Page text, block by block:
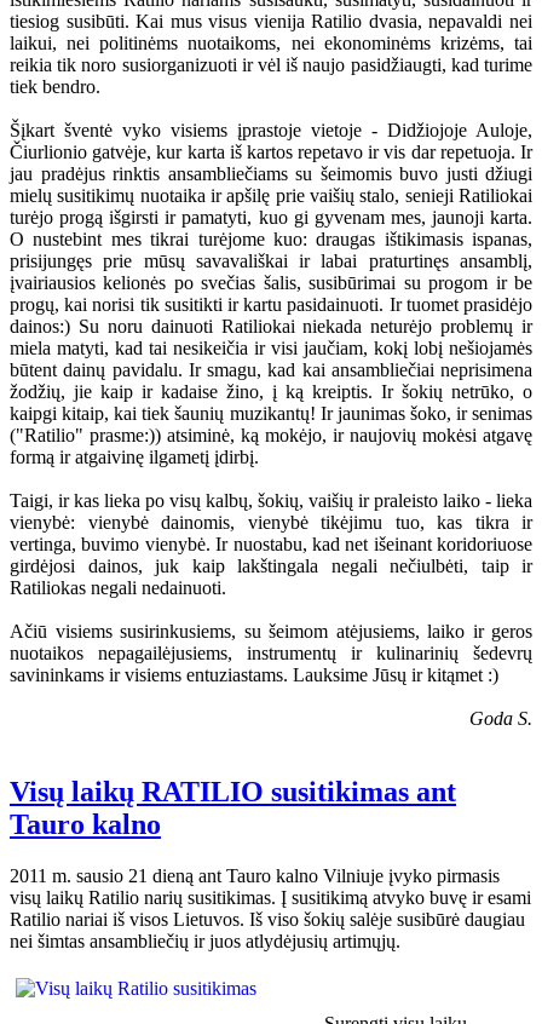
tiesiog susibūti. Kai mus visus vienija Ratilio dvasia, nepavaldi nei
laikui, nei politinėms nuotaikoms, nei ekonominėms krizėms, tai
reikia tik noro susiorganizuoti ir vėl iš naujo pasidžiaugti, kad turime
tiek bendro.
Šįkart šventė vyko visiems įprastoje vietoje - Didžiojoje Auloje,
Čiurlionio gatvėje, kur karta iš kartos repetavo ir vis dar repetuoja. Ir
jau pradėjus rinktis ansambliečiams su šeimomis buvo justi džiugi
mielų susitikimų nuotaika ir apšilę prie vaišių stalo, senieji Ratiliokai
turėjo progą išgirsti ir pamatyti, kuo gi gyvenam mes, jaunoji karta.
O nustebint mes tikrai turėjome kuo: draugas ištikimasis ispanas,
prisijungęs prie mūsų savavališkai ir labai praturtinęs ansamblį,
įvairiausios kelionės po svečias šalis, susibūrimai su progom ir be
progų, kai norisi tik susitikti ir kartu pasidainuoti. Ir tuomet prasidėjo
dainos:) Su noru dainuoti Ratiliokai niekada neturėjo problemų ir
miela matyti, kad tai nesikeičia ir visi jaučiam, kokį lobį nešiojamės
būtent dainų pavidalu. Ir smagu, kad kai ansambliečiai neprisimena
žodžių, jie kaip ir kadaise žino, į ką kreiptis. Ir šokių netrūko, o
kaipgi kitaip, kai tiek šaunių muzikantų! Ir jaunimas šoko, ir senimas
("Ratilio" prasme:)) atsiminė, ką mokėjo, ir naujovių mokėsi atgavę
formą ir atgaivinę ilgametį įdirbį.
Taigi, ir kas lieka po visų kalbų, šokių, vaišių ir praleisto laiko - lieka
vienybė: vienybė dainomis, vienybė tikėjimu tuo, kas tikra ir
vertinga, buvimo vienybė. Ir nuostabu, kad net išeinant koridoriuose
girdėjosi dainos, juk kaip lakštingala negali nečiulbėti, taip ir
Ratiliokas negali nedainuoti.
Ačiū visiems susirinkusiems, su šeimom atėjusiems, laiko ir geros
nuotaikos nepagailėjusiems, instrumentų ir kulinarinių šedevrų
savininkams ir visiems entuziastams. Lauksime Jūsų ir kitąmet :)
Goda S.
Visų laikų RATILIO susitikimas ant
Tauro kalno
2011 m. sausio 21 dieną ant Tauro kalno Vilniuje įvyko pirmasis
visų laikų Ratilio narių susitikimas. Į susitikimą atvyko buvę ir esami
Ratilio nariai iš visos Lietuvos. Iš viso šokių salėje susibūrė daugiau
nei šimtas ansambliečių ir juos atlydėjusių artimųjų.